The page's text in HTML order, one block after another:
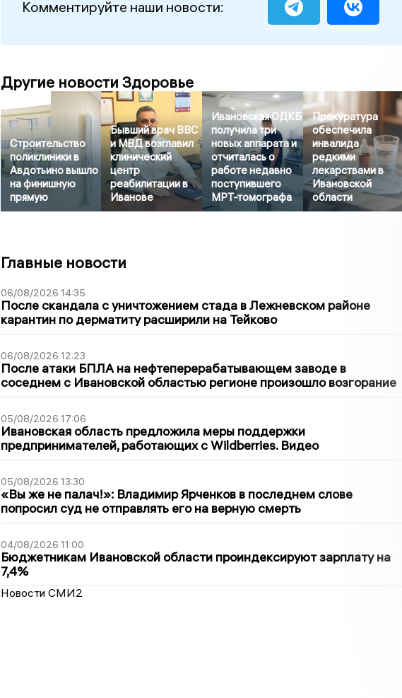
Комментируйте наши новости:
Другие новости Здоровье
Строительство
поликлиники в
Авдотьино вышло
на финишную
прямую
Бывший врач ВВС
и МВД возглавил
клинический
центр
реабилитации в
Иванове
Ивановская ОДКБ
получила три
новых аппарата и
отчиталась о
работе недавно
поступившего
МРТ-томографа
Прокуратура
обеспечила
инвалида
редкими
лекарствами в
Ивановской
области
Главные новости
06/08/2026 14:35
После скандала с уничтожением стада в Лежневском районе
карантин по дерматиту расширили на Тейково
06/08/2026 12:23
После атаки БПЛА на нефтеперерабатывающем заводе в
соседнем с Ивановской областью регионе произошло возгорание
05/08/2026 17:06
Ивановская область предложила меры поддержки
предпринимателей, работающих с Wildberries. Видео
05/08/2026 13:30
«Вы же не палач!»: Владимир Ярченков в последнем слове
попросил суд не отправлять его на верную смерть
04/08/2026 11:00
Бюджетникам Ивановской области проиндексируют зарплату на
7,4%
Новости СМИ2